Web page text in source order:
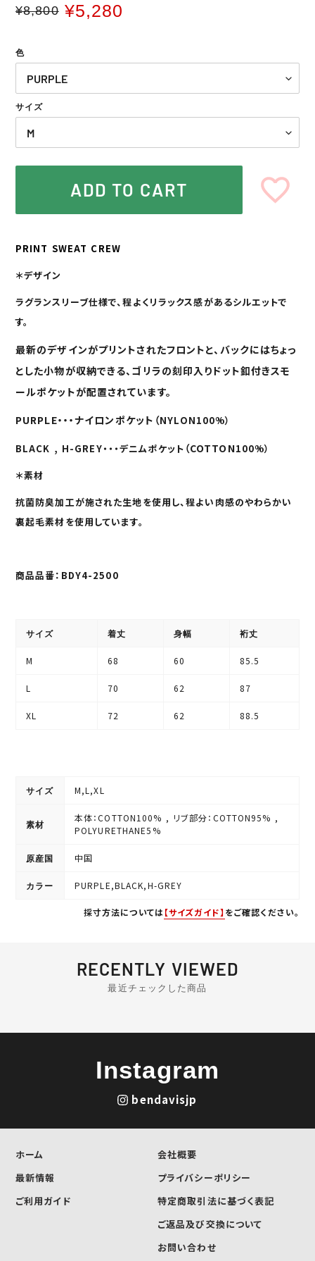
通
価
¥8,800
販
¥5,280
色
サイズ
ADD TO CART
PRINT SWEAT CREW
＊デザイン
ラグランスリーブ仕様で、程よくリラックス感があるシルエットで
す。
最新のデザインがプリントされたフロントと、バックにはちょっ
とした小物が収納できる、ゴリラの刻印入りドット釦付きスモ
ールポケットが配置されています。
PURPLE・・・ナイロンポケット（NYLON100%）
BLACK , H-GREY・・・デニムポケット （COTTON100%）
＊素材
抗菌防臭加工が施された生地を使用し、程よい肉感のやわらかい
裏起毛素材を使用しています。
商品品番：BDY4-2500
サイズ 着丈 身幅 裄丈
M 68 60 85.5
L 70 62 87
XL 72 62 88.5
サイズ M,L,XL
素材
本体：COTTON100% , リブ部分：COTTON95% ,
POLYURETHANE5%
原産国 中国
カラー PURPLE,BLACK,H-GREY
採寸方法については【サイズガイド】 をご確認ください。
RECENTLY VIEWED
最近チェックした商品
Instagram
bendavisjp
ホーム
最新情報
ご利用ガイド
会社概要
プライバシーポリシー
特定商取引法に基づく表記
ご返品及び交換について
お問い合わせ